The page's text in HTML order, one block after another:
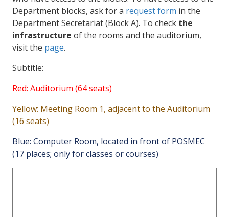
Department blocks, ask for a request form in the
Department Secretariat (Block A). To check the
infrastructure of the rooms and the auditorium,
visit the page.
Subtitle:
Red: Auditorium (64 seats)
Yellow: Meeting Room 1, adjacent to the Auditorium
(16 seats)
Blue: Computer Room, located in front of POSMEC
(17 places; only for classes or courses)